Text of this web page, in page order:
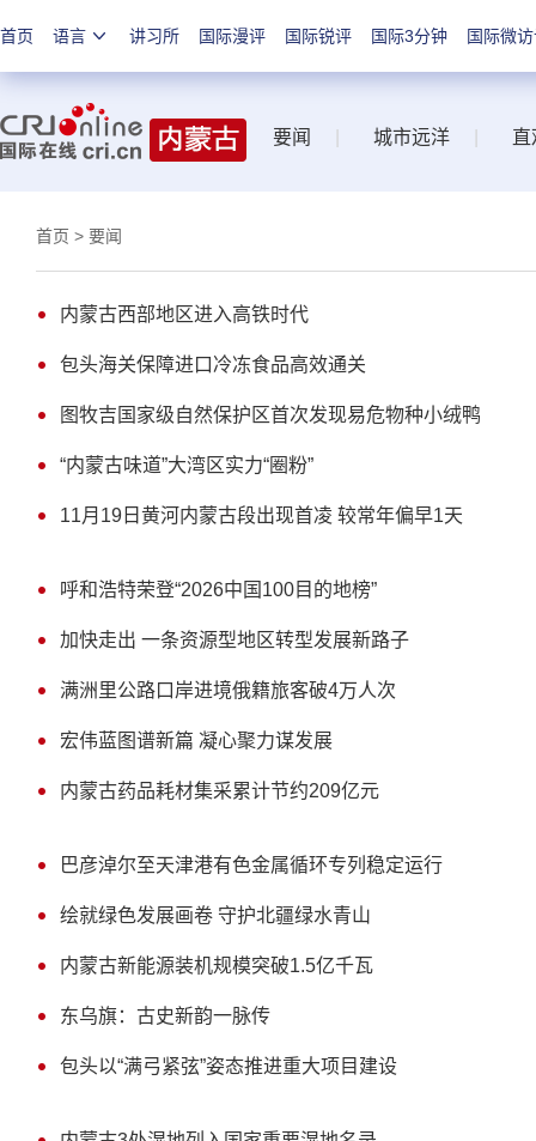
首页 语言 讲习所 国际漫评 国际锐评 国际3分钟 国际微
要闻 城市远洋 直
首页 > 要闻
内蒙古西部地区进入高铁时代
包头海关保障进口冷冻食品高效通关
图牧吉国家级自然保护区首次发现易危物种小绒鸭
“内蒙古味道”大湾区实力“圈粉”
11月19日黄河内蒙古段出现首凌 较常年偏早1天
呼和浩特荣登“2026中国100目的地榜”
加快走出 一条资源型地区转型发展新路子
满洲里公路口岸进境俄籍旅客破4万人次
宏伟蓝图谱新篇 凝心聚力谋发展
内蒙古药品耗材集采累计节约209亿元
巴彦淖尔至天津港有色金属循环专列稳定运行
绘就绿色发展画卷 守护北疆绿水青山
内蒙古新能源装机规模突破1.5亿千瓦
东乌旗：古史新韵一脉传
包头以“满弓紧弦”姿态推进重大项目建设